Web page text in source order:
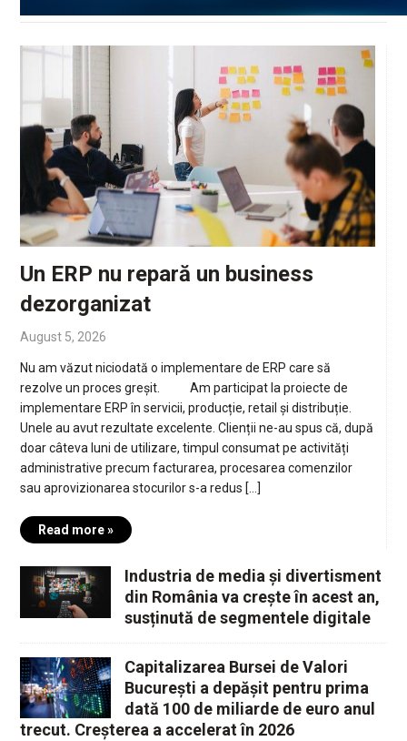
Un ERP nu repară un business
dezorganizat
August 5, 2026
Nu am văzut niciodată o implementare de ERP care să
rezolve un proces greșit. Am participat la proiecte de
implementare ERP în servicii, producție, retail și distribuție.
Unele au avut rezultate excelente. Clienții ne-au spus că, după
doar câteva luni de utilizare, timpul consumat pe activități
administrative precum facturarea, procesarea comenzilor
sau aprovizionarea stocurilor s-a redus […]
Read more »
Industria de media și divertisment
din România va crește în acest an,
susținută de segmentele digitale
Capitalizarea Bursei de Valori
București a depășit pentru prima
dată 100 de miliarde de euro anul
trecut. Creșterea a accelerat în 2026